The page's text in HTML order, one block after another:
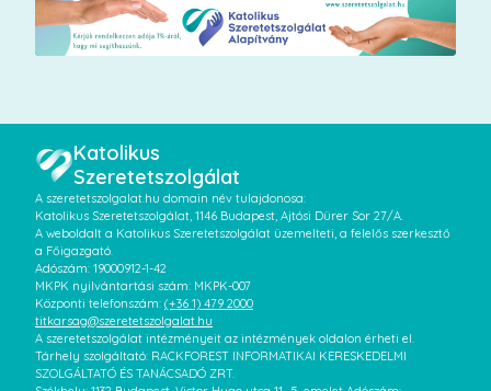
Katolikus
Szeretetszolgálat
A szeretetszolgalat.hu domain név tulajdonosa:
Katolikus Szeretetszolgálat, 1146 Budapest, Ajtósi Dürer Sor 27/A.
A weboldalt a Katolikus Szeretetszolgálat üzemelteti, a felelős szerkesztő
a Főigazgató.
Adószám: 19000912-1-42
MKPK nyilvántartási szám: MKPK-007
Központi telefonszám: (+36 1) 479 2000
titkarsag@szeretetszolgalat.hu
A szeretetszolgálat intézményeit az intézmények oldalon érheti el.
Tárhely szolgáltató: RACKFOREST INFORMATIKAI KERESKEDELMI
SZOLGÁLTATÓ ÉS TANÁCSADÓ ZRT.